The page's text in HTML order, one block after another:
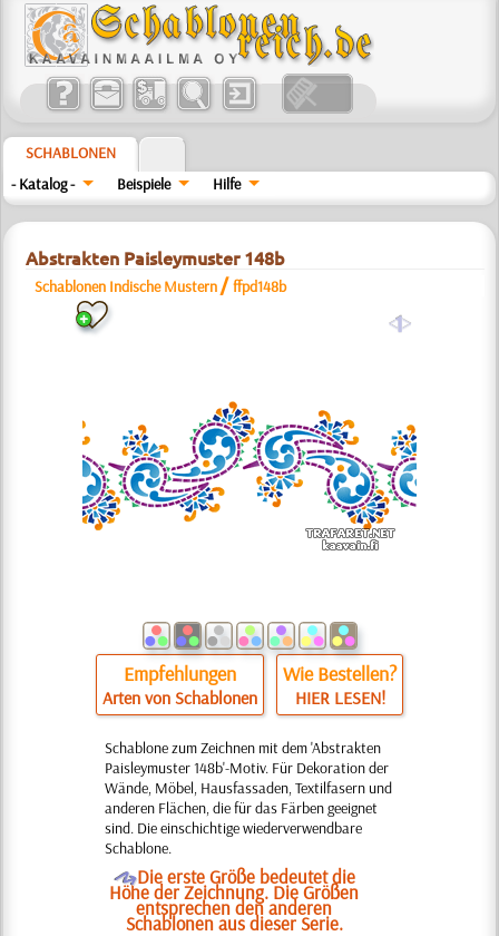
SCHABLONEN
- Katalog -
Beispiele Hilfe
Abstrakten Paisleymuster 148b
Schablonen Indische Mustern /ffpd148b
a
Empfehlungen
Arten von Schablonen
Wie Bestellen?
HIER LESEN!
Schablone zum Zeichnen mit dem 'Abstrakten
Paisleymuster 148b'-Motiv. Für Dekoration der
Wände, Möbel, Hausfassaden, Textilfasern und
anderen Flächen, die für das Färben geeignet
sind. Die einschichtige wiederverwendbare
Schablone.
ODie erste Größe bedeutet die
Höhe der Zeichnung. Die Größen
entsprechen den anderen
Schablonen aus dieser Serie.